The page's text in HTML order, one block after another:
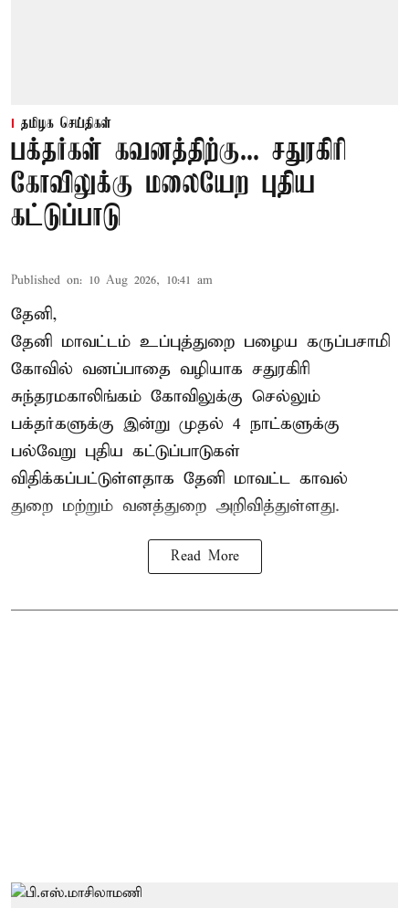
தமிழக செய்திகள்
பக்தர்கள் கவனத்திற்கு... சதுரகிரி
கோவிலுக்கு மலையேற புதிய
கட்டுப்பாடு
Published on: 10 Aug 2026, 10:41 am
தேனி,
தேனி மாவட்டம் உப்புத்துறை பழைய கருப்பசாமி
கோவில் வனப்பாதை வழியாக சதுரகிரி
சுந்தரமகாலிங்கம் கோவிலுக்கு செல்லும்
பக்தர்களுக்கு இன்று முதல் 4 நாட்களுக்கு
பல்வேறு புதிய கட்டுப்பாடுகள்
விதிக்கப்பட்டுள்ளதாக தேனி மாவட்ட காவல்
துறை மற்றும் வனத்துறை அறிவித்துள்ளது.
Read More